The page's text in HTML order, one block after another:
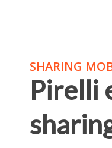
SHARING
Pirelli